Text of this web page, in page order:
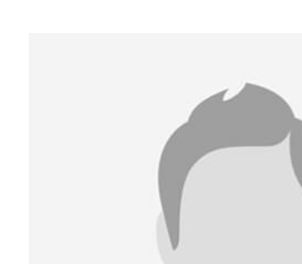
Collectivités